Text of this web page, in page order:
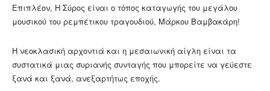
Επιπλέον, Η Σύρος είναι ο τόπος καταγωγής του μεγάλου
μουσικού του ρεμπέτικου τραγουδιού, Μάρκου Βαμβακάρη!
Η νεοκλασική αρχοντιά και η μεσαιωνική αίγλη είναι τα
συστατικά μιας συριανής συνταγής που μπορείτε να γεύεστε
ξανά και ξανά, ανεξαρτήτως εποχής.